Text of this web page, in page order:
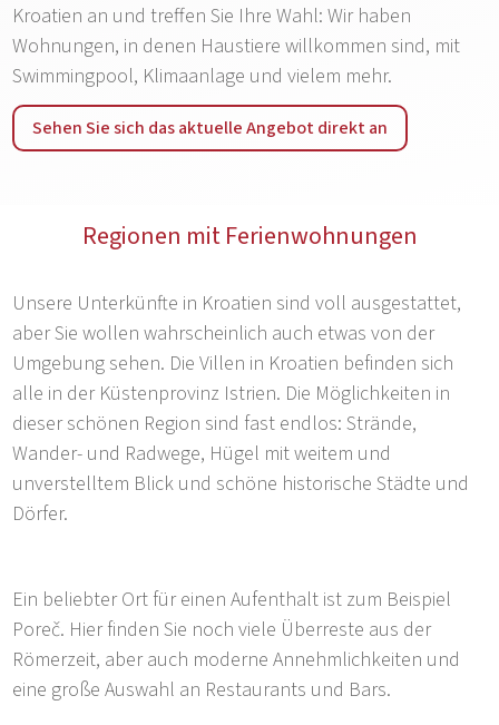
Kroatien an und treffen Sie Ihre Wahl: Wir haben
Wohnungen, in denen Haustiere willkommen sind, mit
Swimmingpool, Klimaanlage und vielem mehr.
Sehen Sie sich das aktuelle Angebot direkt an
Regionen mit Ferienwohnungen
Unsere Unterkünfte in Kroatien sind voll ausgestattet,
aber Sie wollen wahrscheinlich auch etwas von der
Umgebung sehen. Die Villen in Kroatien befinden sich
alle in der Küstenprovinz Istrien. Die Möglichkeiten in
dieser schönen Region sind fast endlos: Strände,
Wander- und Radwege, Hügel mit weitem und
unverstelltem Blick und schöne historische Städte und
Dörfer.
Ein beliebter Ort für einen Aufenthalt ist zum Beispiel
Poreč. Hier finden Sie noch viele Überreste aus der
Römerzeit, aber auch moderne Annehmlichkeiten und
eine große Auswahl an Restaurants und Bars.